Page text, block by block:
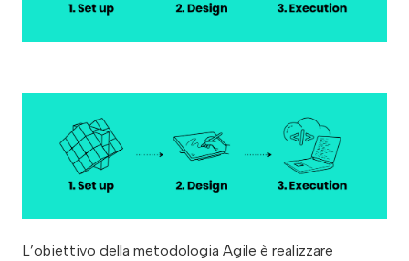
L’obiettivo della metodologia Agile è realizzare